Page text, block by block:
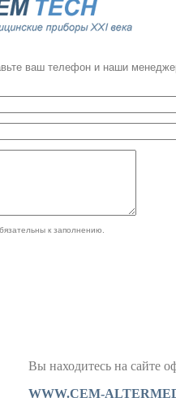
ваш телефон и наши
к заполнению.
Вы находитесь на сайте
WWW.CEM-